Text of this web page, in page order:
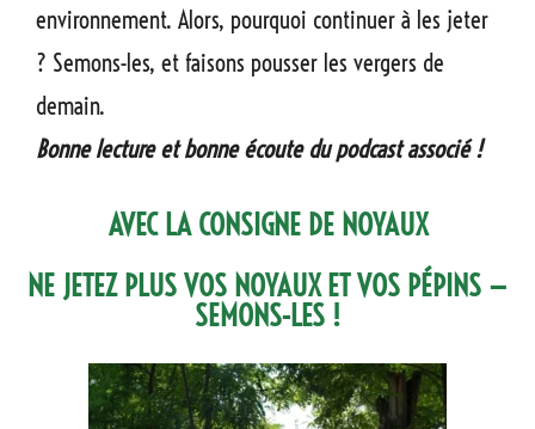
environnement. Alors, pourquoi continuer à les jeter
? Semons-les, et faisons pousser les vergers de
demain.
Bonne lecture et bonne écoute du podcast associé !
AVEC LA CONSIGNE DE NOYAUX
NE JETEZ PLUS VOS NOYAUX ET VOS PÉPINS —
SEMONS-LES !